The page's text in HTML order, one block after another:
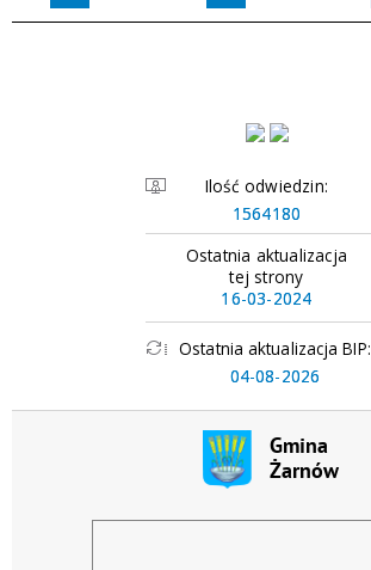
Ilość odwiedzin:
1564180
Ostatnia aktualizacja
tej strony
16-03-2024
Ostatnia aktualizacja BIP:
04-08-2026